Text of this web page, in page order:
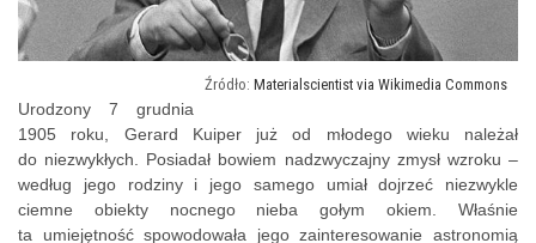
Materialscientist via Wikimedia Commons
Urodzony 7 grudnia
1905 roku, Gerard Kuiper już od młodego wieku należał
do niezwykłych. Posiadał bowiem nadzwyczajny zmysł wzroku –
według jego rodziny i jego samego umiał dojrzeć niezwykle
ciemne obiekty nocnego nieba gołym okiem. Właśnie
ta umiejętność spowodowała jego zainteresowanie astronomią